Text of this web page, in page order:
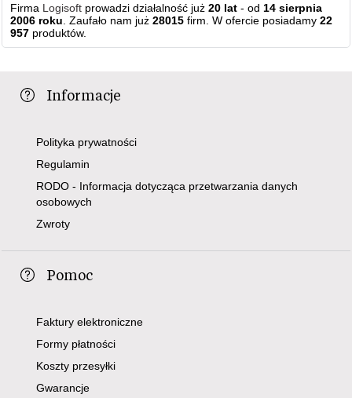
Firma Logisoft prowadzi działalność już20 lat - od 14 sierpnia
2006 roku . Zaufało nam już28015 firm. W ofercie posiadamy22
957 produktów.
Informacje
Polityka prywatności
Regulamin
RODO - Informacja dotycząca przetwarzania danych
osobowych
Zwroty
Pomoc
Faktury elektroniczne
Formy płatności
Koszty przesyłki
Gwarancje